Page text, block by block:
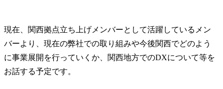
現在、関西拠点立ち上げメンバーとして活躍しているメン
バーより、現在の弊社での取り組みや今後関西でどのよう
に事業展開を行っていくか、関西地方でのDXについて等を
お話する予定です。